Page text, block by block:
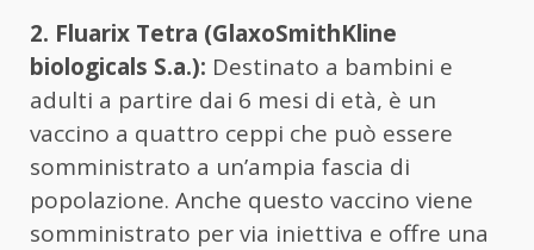
2. Fluarix Tetra (GlaxoSmithKline
biologicals S.a.): Destinato a bambini e
adulti a partire dai 6 mesi di età, è un
vaccino a quattro ceppi che può essere
somministrato a un’ampia fascia di
popolazione. Anche questo vaccino viene
somministrato per via iniettiva e offre una